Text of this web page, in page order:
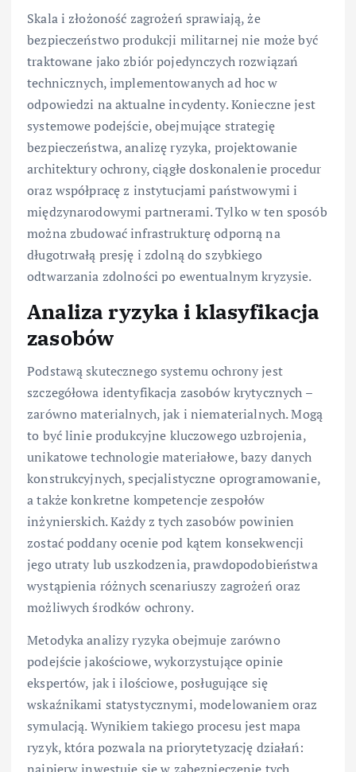
Skala i złożoność zagrożeń sprawiają, że
bezpieczeństwo produkcji militarnej nie może być
traktowane jako zbiór pojedynczych rozwiązań
technicznych, implementowanych ad hoc w
odpowiedzi na aktualne incydenty. Konieczne jest
systemowe podejście, obejmujące strategię
bezpieczeństwa, analizę ryzyka, projektowanie
architektury ochrony, ciągłe doskonalenie procedur
oraz współpracę z instytucjami państwowymi i
międzynarodowymi partnerami. Tylko w ten sposób
można zbudować infrastrukturę odporną na
długotrwałą presję i zdolną do szybkiego
odtwarzania zdolności po ewentualnym kryzysie.
Analiza ryzyka i klasyfikacja
zasobów
Podstawą skutecznego systemu ochrony jest
szczegółowa identyfikacja zasobów krytycznych –
zarówno materialnych, jak i niematerialnych. Mogą
to być linie produkcyjne kluczowego uzbrojenia,
unikatowe technologie materiałowe, bazy danych
konstrukcyjnych, specjalistyczne oprogramowanie,
a także konkretne kompetencje zespołów
inżynierskich. Każdy z tych zasobów powinien
zostać poddany ocenie pod kątem konsekwencji
jego utraty lub uszkodzenia, prawdopodobieństwa
wystąpienia różnych scenariuszy zagrożeń oraz
możliwych środków ochrony.
Metodyka analizy ryzyka obejmuje zarówno
podejście jakościowe, wykorzystujące opinie
ekspertów, jak i ilościowe, posługujące się
wskaźnikami statystycznymi, modelowaniem oraz
symulacją. Wynikiem takiego procesu jest mapa
ryzyk, która pozwala na priorytetyzację działań: